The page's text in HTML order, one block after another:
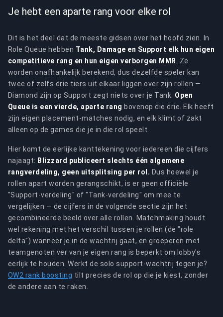
Je hebt een aparte rang voor elke rol
Dit is het deel dat de meeste gidsen over het hoofd zien. In
Role Queue hebben Tank, Damage en Support elk hun eigen
competitieve rang en hun eigen verborgen MMR
. Ze
worden onafhankelijk berekend, dus dezelfde speler kan
twee of zelfs drie tiers uit elkaar liggen over zijn rollen —
Diamond zijn op Support zegt niets over je Tank. Open
Queue is een vierde, aparte rang bovenop die drie. Elk heeft
zijn eigen placement-matches nodig, en elk klimt of zakt
alleen op de games die je in die rol speelt.
Hier komt de eerlijke kanttekening voor iedereen die cijfers
najaagt: Blizzard publiceert slechts één algemene
rangverdeling, geen uitsplitsing per rol. Dus hoewel je
rollen apart worden gerangschikt, is er geen officiële
"Support-verdeling" of "Tank-verdeling" om mee te
vergelijken — de cijfers in de volgende sectie zijn het
gecombineerde beeld over alle rollen. Matchmaking houdt
wel rekening met het verschil tussen je rollen (de "role
delta") wanneer je in de wachtrij gaat, en groeperen met
teamgenoten ver van je eigen rang is beperkt om lobby's
eerlijk te houden. Werkt de solo support-wachtrij tegen je?
OW2 rank boosting tilt precies de rol op die je kiest, zonder
de andere aan te raken.